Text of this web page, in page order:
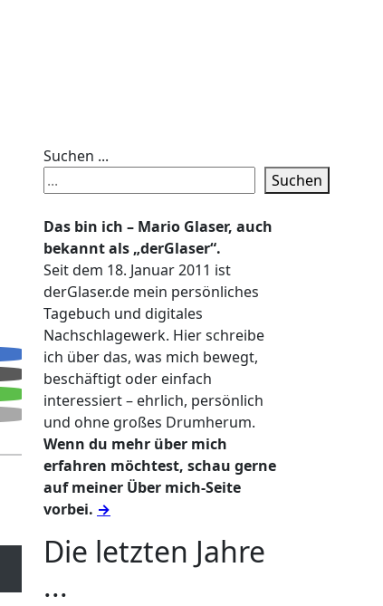
Suchen ...
Suchen
Das bin ich – Mario Glaser, auch
bekannt als „derGlaser“.
Seit dem 18. Januar 2011 ist
derGlaser.de mein persönliches
Tagebuch und digitales
Nachschlagewerk. Hier schreibe
ich über das, was mich bewegt,
beschäftigt oder einfach
interessiert – ehrlich, persönlich
und ohne großes Drumherum.
Wenn du mehr über mich
erfahren möchtest, schau gerne
auf meiner Über mich-Seite
vorbei. →
Die letzten Jahre
...